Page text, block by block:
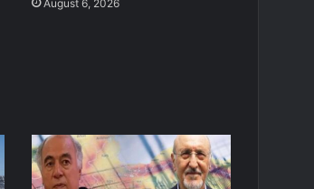
August 6, 2026